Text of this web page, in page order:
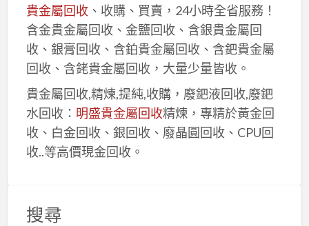
貴金屬回收、收購、買賣，24小時全省服務！
含金貴金屬回收、金鹽回收、含銀貴金屬回
收、銀膏回收、含鉑貴金屬回收、含鈀貴金屬
回收、含銠貴金屬回收，大量少量皆收。
貴金屬回收,精煉,提純,收購，廢鈀液回收,廢鈀
水回收： 明盛貴金屬回收精煉，專精於黃金回
收、白金回收、銀回收、廢晶圓回收、CPU回
收..等高價現金回收。
搜尋